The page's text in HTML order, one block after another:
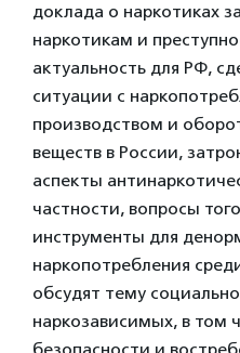
доклада о наркотиках
наркотикам и
актуальность для РФ,
ситуации с
производством и
веществ в России,
аспекты
частности, вопросы
инструменты для
наркопотребления
обсудят тему
наркозависимых, в том